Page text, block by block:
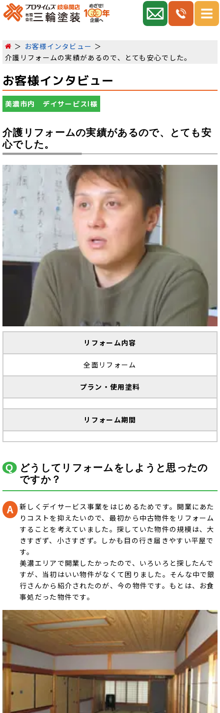
お客様インタビュー
介護リフォームの実績があるので、とても安心でした。
お客様インタビュー
美濃市内 デイサービスI様
介護リフォームの実績があるので、とても安
心でした。
リフォーム内容
全面リフォーム
プラン・使用塗料
リフォーム期間
どうしてリフォームをしようと思ったの
ですか？
新しくデイサービス事業をはじめるためです。開業にあた
りコストを抑えたいので、最初から中古物件をリフォーム
することを考えていました。探していた物件の規模は、大
きすぎず、小さすぎず。しかも目の行き届きやすい平屋で
す。
美濃エリアで開業したかったので、いろいろと探したんで
すが、当初はいい物件がなくて困りました。そんな中で銀
行さんから紹介されたのが、今の物件です。もとは、お食
事処だった物件です。